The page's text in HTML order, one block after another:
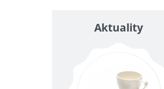
Aktuality